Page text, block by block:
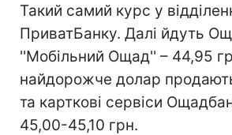
Такий самий курс у
ПриватБанку. Далі йдуть
''Мобільний Ощад'' – 44,95
найдорожче долар
та карткові сервіси
45,00-45,10 грн.